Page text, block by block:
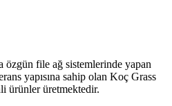
özgün file ağ sistemlerinde yapan
yapısına sahip olan Koç Grass
ürünler üretmektedir.